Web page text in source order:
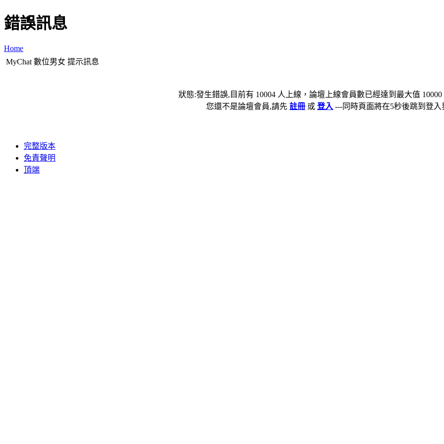
錯誤訊息
Home
MyChat 數位男女 提示訊息
狀態:發生錯誤,目前有 10004 人上線，論壇上線會員數已經達到最大值
您還不是論壇會員,請先 註冊 或 登入 ---同時頁面將在5秒後跳到登入
完整版本
免責聲明
頂端